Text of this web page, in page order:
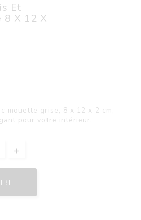
Et
8 X 12 X
mouette grise, 8 x 12 x 2 cm,
pour votre intérieur.